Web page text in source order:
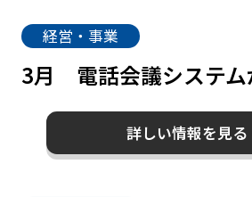
経営・事業
3月 電話会議システ
詳しい情報を見る